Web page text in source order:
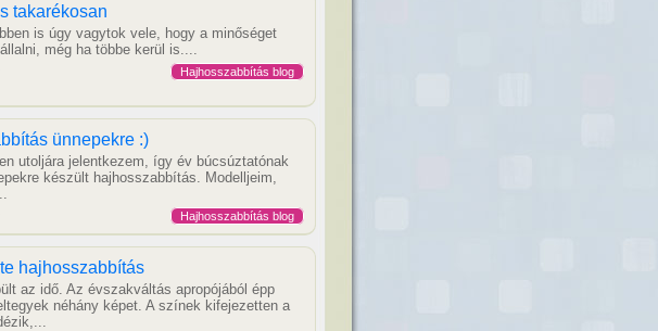
takarékosan
is úgy vagytok vele, hogy a minőséget
még ha többe kerül is....
Hajhosszabbítás blog
ünnepekre :)
utoljára jelentkezem, így év búcsúztatónak
készült hajhosszabbítás. Modelljeim,
Hajhosszabbítás blog
hajhosszabbítás
az idő. Az évszakváltás apropójából épp
néhány képet. A színek kifejezetten a